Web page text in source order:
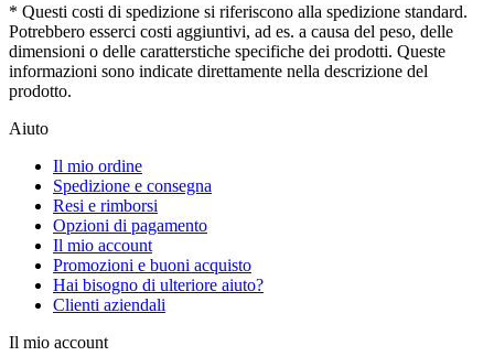
* Questi costi di spedizione si riferiscono alla spedizione standard.
Potrebbero esserci costi aggiuntivi, ad es. a causa del peso, delle
dimensioni o delle caratterstiche specifiche dei prodotti. Queste
informazioni sono indicate direttamente nella descrizione del
prodotto.
Aiuto
Il mio ordine
Spedizione e consegna
Resi e rimborsi
Opzioni di pagamento
Il mio account
Promozioni e buoni acquisto
Hai bisogno di ulteriore aiuto?
Clienti aziendali
Il mio account